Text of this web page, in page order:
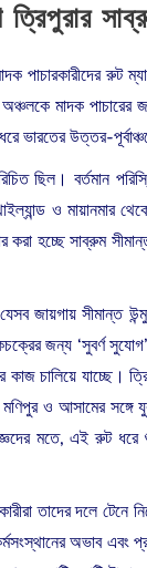
ত্রিপুরার
পাচারকারীদের
অঞ্চলকে মাদক
ভারতের উত্তর-
ছিল। বর্তমান
ও মায়ানমার
করা হচ্ছে সাব্রুম
জায়গায় সীমান্ত
জন্য ‘সুবর্ণ সুযোগ’
কাজ চালিয়ে যাচ্ছে।
ও আসামের সঙ্গে
মতে, এই রুট
তাদের দলে টেনে
অভাব এবং